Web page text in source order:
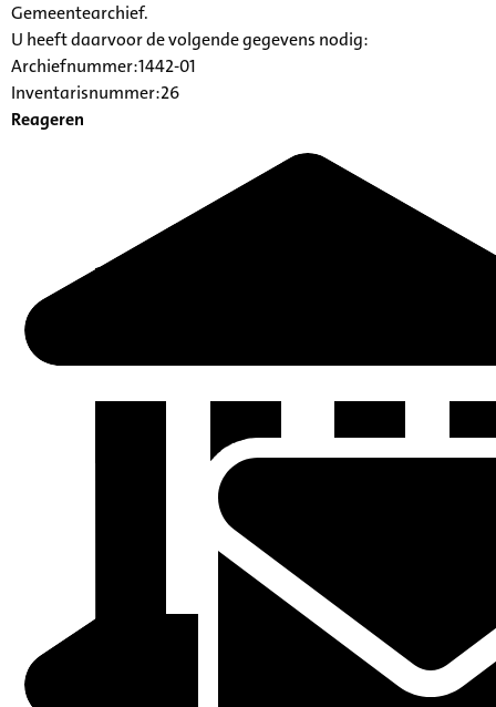
Gemeentearchief.
U heeft daarvoor de volgende gegevens nodig:
Archiefnummer:1442-01
Inventarisnummer:26
Reageren